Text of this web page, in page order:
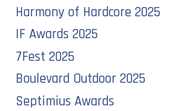
Harmony of Hardcore 2025
IF Awards 2025
7Fest 2025
Boulevard Outdoor 2025
Septimius Awards